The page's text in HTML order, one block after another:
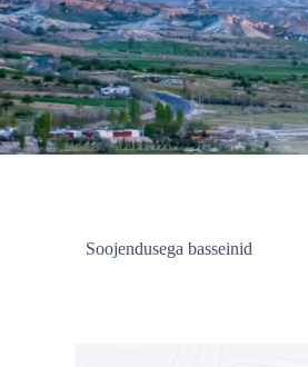
Soojendusega basseinid